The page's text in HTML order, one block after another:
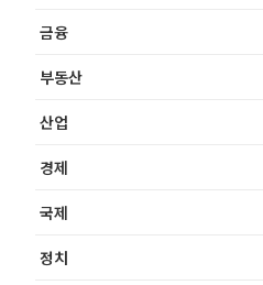
금융
부동산
산업
경제
국제
정치